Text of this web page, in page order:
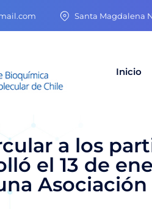
Santa Magdalena
Inicio
a los
el 13 de